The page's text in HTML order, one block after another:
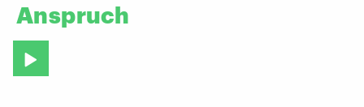
Anspruch